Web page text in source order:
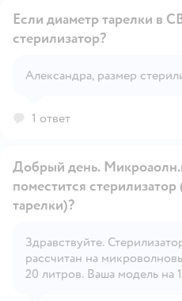
Если диаметр тарелки в
стерилизатор?
Александра, размер
1 ответ
Добрый день.
поместится
тарелки)?
Здравствуйте.
рассчитан на
20 литров. Ваша модель на